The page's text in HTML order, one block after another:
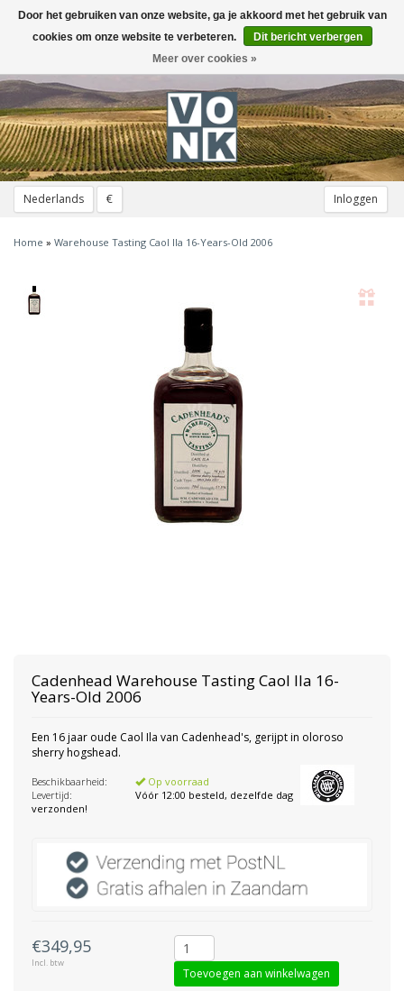
Nederlands € Inloggen
Toggle
navigation
Home » Warehouse Tasting Caol Ila 16-Years-Old 2006
Cadenhead Warehouse Tasting Caol Ila 16-
Years-Old 2006
Een 16 jaar oude Caol Ila van Cadenhead's, gerijpt in oloroso
sherry hogshead.
Beschikbaarheid:
Op voorraad
Levertijd:
Vóór 12:00 besteld, dezelfde dag
verzonden!
€349,95
Incl. btw
Toevoegen aan winkelwagen
Door het gebruiken van onze website, ga je akkoord met het gebruik van
cookies om onze website te verbeteren.
Dit bericht verbergen
Meer over cookies »